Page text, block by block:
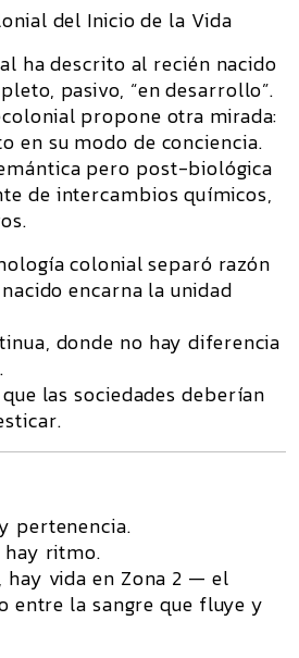
del Inicio de la Vida
ha descrito al recién nacido
pasivo, “en desarrollo”.
propone otra mirada:
en su modo de conciencia.
pero post-biológica
de intercambios químicos,
colonial separó razón
encarna la unidad
, donde no hay diferencia
las sociedades deberían
pertenencia.
hay ritmo.
hay vida en Zona 2 — el
entre la sangre que fluye y